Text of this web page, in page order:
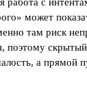
может
там риск
поэтому
а прямой